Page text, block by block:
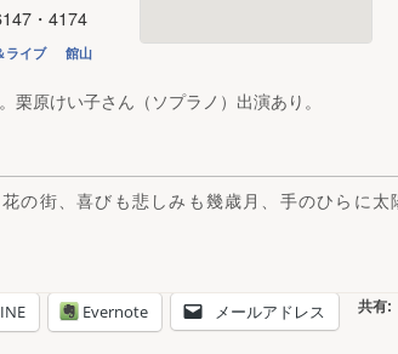
・4174
ライブ 館山
栗原けい子さん（ソプラノ）出演あり。
の街、喜びも悲しみも幾歳月、手のひらに太
共有:
Evernote メールアドレス